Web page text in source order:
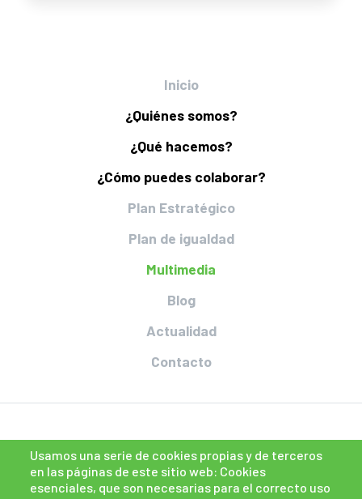
Usamos una serie de cookies propias y de terceros
en las páginas de este sitio web: Cookies
esenciales, que son necesarias para el correcto uso
Inicio
¿Quiénes somos?
¿Qué hacemos?
¿Cómo puedes colaborar?
Plan Estratégico
Plan de igualdad
Multimedia
Blog
Actualidad
Contacto